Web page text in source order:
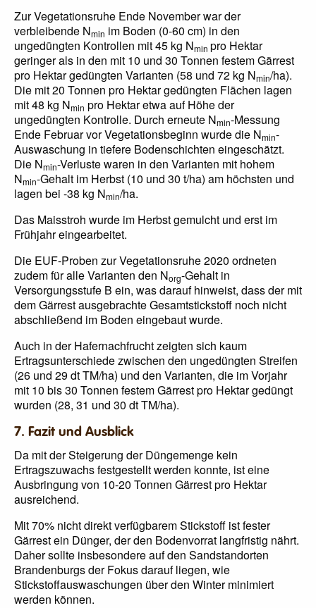
Zur Vegetationsruhe Ende November war der
verbleibende Nmin im Boden (0-60 cm) in den
ungedüngten Kontrollen mit 45 kg Nmin pro Hektar
geringer als in den mit 10 und 30 Tonnen festem Gärrest
pro Hektar gedüngten Varianten (58 und 72 kg Nmin/ha).
Die mit 20 Tonnen pro Hektar gedüngten Flächen lagen
mit 48 kg Nmin pro Hektar etwa auf Höhe der
ungedüngten Kontrolle. Durch erneute Nmin-Messung
Ende Februar vor Vegetationsbeginn wurde die Nmin-
Auswaschung in tiefere Bodenschichten eingeschätzt.
Die Nmin-Verluste waren in den Varianten mit hohem
Nmin-Gehalt im Herbst (10 und 30 t/ha) am höchsten und
lagen bei -38 kg Nmin/ha.
Das Maisstroh wurde im Herbst gemulcht und erst im
Frühjahr eingearbeitet.
Die EUF-Proben zur Vegetationsruhe 2020 ordneten
zudem für alle Varianten den Norg-Gehalt in
Versorgungsstufe B ein, was darauf hinweist, dass der mit
dem Gärrest ausgebrachte Gesamtstickstoff noch nicht
abschließend im Boden eingebaut wurde.
Auch in der Hafernachfrucht zeigten sich kaum
Ertragsunterschiede zwischen den ungedüngten Streifen
(26 und 29 dt TM/ha) und den Varianten, die im Vorjahr
mit 10 bis 30 Tonnen festem Gärrest pro Hektar gedüngt
wurden (28, 31 und 30 dt TM/ha).
7. Fazit und Ausblick
Da mit der Steigerung der Düngemenge kein
Ertragszuwachs festgestellt werden konnte, ist eine
Ausbringung von 10-20 Tonnen Gärrest pro Hektar
ausreichend.
Mit 70% nicht direkt verfügbarem Stickstoff ist fester
Gärrest ein Dünger, der den Bodenvorrat langfristig nährt.
Daher sollte insbesondere auf den Sandstandorten
Brandenburgs der Fokus darauf liegen, wie
Stickstoffauswaschungen über den Winter minimiert
werden können.